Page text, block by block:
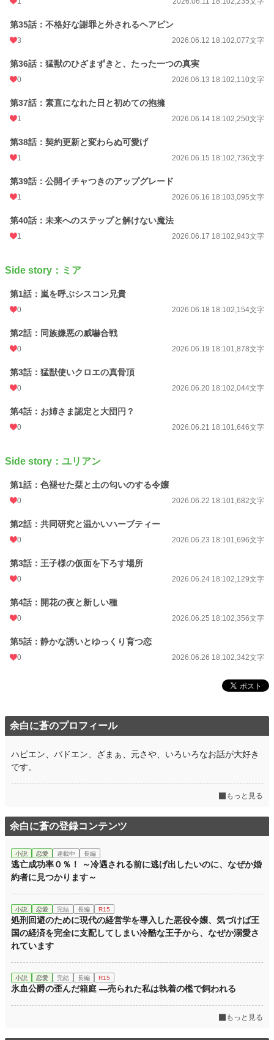
第35話：不格好な謝罪と外されるヘアピン
3 2026.06.12 18:102,077文字
第36話：猛獣のひざまずきと、たった一つの真実
0 2026.06.13 18:102,110文字
第37話：素直になれた日と初めての抱擁
1 2026.06.14 18:102,250文字
第38話：契約更新と変わらぬ可愛げ
1 2026.06.15 18:102,736文字
第39話：公開イチャつきのアップグレード
1 2026.06.16 18:103,095文字
第40話：未来へのステップと解けない魔法
1 2026.06.17 18:102,943文字
Side story：ミア
第1話：嵐を呼ぶシスコン兄貴
0 2026.06.18 18:102,154文字
第2話：同族嫌悪の威嚇合戦
0 2026.06.19 18:101,878文字
第3話：猛獣使いクロエの真骨頂
0 2026.06.20 18:102,044文字
第4話：お姉さま認定と大団円？
0 2026.06.21 18:101,646文字
Side story：ユリアン
第1話：色褪せた栞と土の匂いのする令嬢
0 2026.06.22 18:101,682文字
第2話：共同研究と温かいハーブティー
0 2026.06.23 18:101,696文字
第3話：王子様の仮面を下ろす場所
0 2026.06.24 18:102,129文字
第4話：開花の夜と新しい種
0 2026.06.25 18:102,356文字
第5話：静かな誘いとゆっくり育つ恋
0 2026.06.26 18:102,342文字
余白に蒼のプロフィール
ハピエン、バドエン、ざまぁ、元さや、いろいろなお話が大好き
です。
もっと見る
余白に蒼の登録コンテンツ
小説 恋愛 連載中 長編
逃亡成功率０％！ ～冷遇される前に逃げ出したいのに、なぜか婚
約者に見つかります～
小説 恋愛 完結 長編 R15
処刑回避のために現代の経営学を導入した悪役令嬢、気づけば王
国の経済を完全に支配してしまい冷酷な王子から、なぜか溺愛さ
れています
小説 恋愛 完結 長編 R15
氷血公爵の歪んだ箱庭 ―売られた私は執着の檻で飼われる
もっと見る